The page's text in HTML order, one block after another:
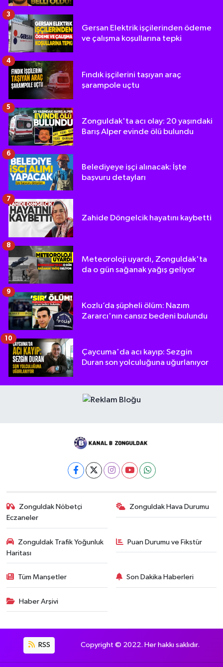
Gersan Elektrik işçilerinden ödeme
ve çalışma koşullarına tepki
3
Fındık işçilerini taşıyan araç
şarampole uçtu
4
Zonguldak'ta acı olay: 20 yaşındaki
Barış Alper evinde ölü bulundu
5
Belediyeye işçi alınacak: İşte
başvuru detayları
6
Zahide Döngelcik hayatını kaybetti
7
Meteoroloji uyardı, Zonguldak'ta
da o gün sağanak yağış geliyor
8
Kozlu’da şüpheli ölüm: Nazım
Zararcı'nın cansız bedeni bulundu
9
Çaycuma'da acı kayıp: Sezgin
Duran son yolculuğuna uğurlanıyor
10
Zonguldak Nöbetçi
Eczaneler
Zonguldak Hava Durumu
Zonguldak Trafik Yoğunluk
Haritası
Puan Durumu ve Fikstür
Tüm Manşetler Son Dakika Haberleri
Haber Arşivi
RSS Copyright © 2022. Her hakkı saklıdır.